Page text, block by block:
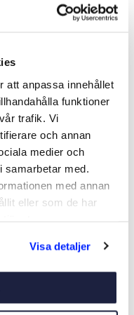
att anpassa innehållet
funktioner
trafik. Vi
och annan
medier och
med.
med annan
eller som de har
Visa detaljer
V17274
1 965 kr
pris 2 295 kr
Se varianter
-17%